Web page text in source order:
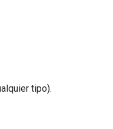
tipo).